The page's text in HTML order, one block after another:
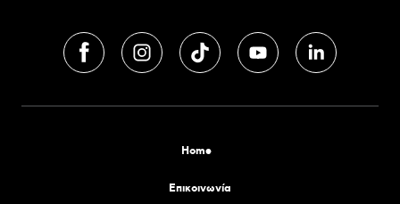
Home
Επικοινωνία